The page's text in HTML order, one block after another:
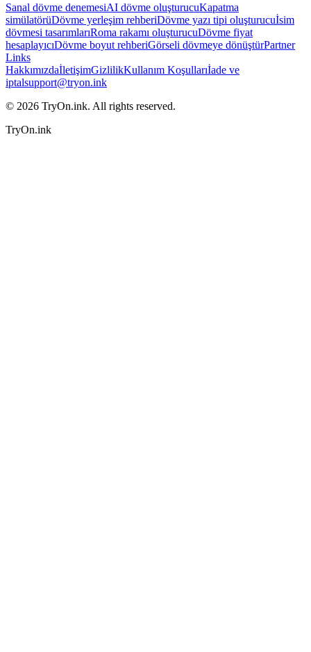
Sanal dövme denemesiAI dövme oluşturucuKapatma
simülatörüDövme yerleşim rehberiDövme yazı tipi oluşturucuİsim
dövmesi tasarımlarıRoma rakamı oluşturucuDövme fiyat
hesaplayıcıDövme boyut rehberiGörseli dövmeye dönüştürPartner
Links
HakkımızdaİletişimGizlilikKullanım Koşullarıİade ve
iptalsupport@tryon.ink
© 2026 TryOn.ink. All rights reserved.
TryOn.ink